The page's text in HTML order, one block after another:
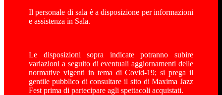
Il personale di sala è a disposizione per informazioni
e assistenza in Sala.
Le disposizioni sopra indicate potranno subire
variazioni a seguito di eventuali aggiornamenti delle
normative vigenti in tema di Covid-19; si prega il
gentile pubblico di consultare il sito di Maxima Jazz
Fest prima di partecipare agli spettacoli acquistati.